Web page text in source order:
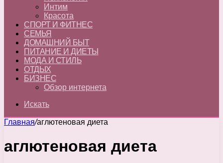
Интим
Красота
СПОРТ И ФИТНЕС
СЕМЬЯ
ДОМАШНИЙ БЫТ
ПИТАНИЕ И ДИЕТЫ
МОДА И СТИЛЬ
ОТДЫХ
БИЗНЕС
Обзор интернета
Искать
Главная/аглютеновая диета
аглютеновая диета